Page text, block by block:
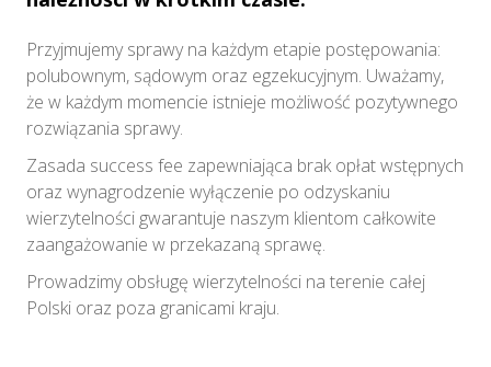
Przyjmujemy sprawy na każdym etapie postępowania:
polubownym, sądowym oraz egzekucyjnym. Uważamy,
że w każdym momencie istnieje możliwość pozytywnego
rozwiązania sprawy.
Zasada success fee zapewniająca brak opłat wstępnych
oraz wynagrodzenie wyłączenie po odzyskaniu
wierzytelności gwarantuje naszym klientom całkowite
zaangażowanie w przekazaną sprawę.
Prowadzimy obsługę wierzytelności na terenie całej
Polski oraz poza granicami kraju.